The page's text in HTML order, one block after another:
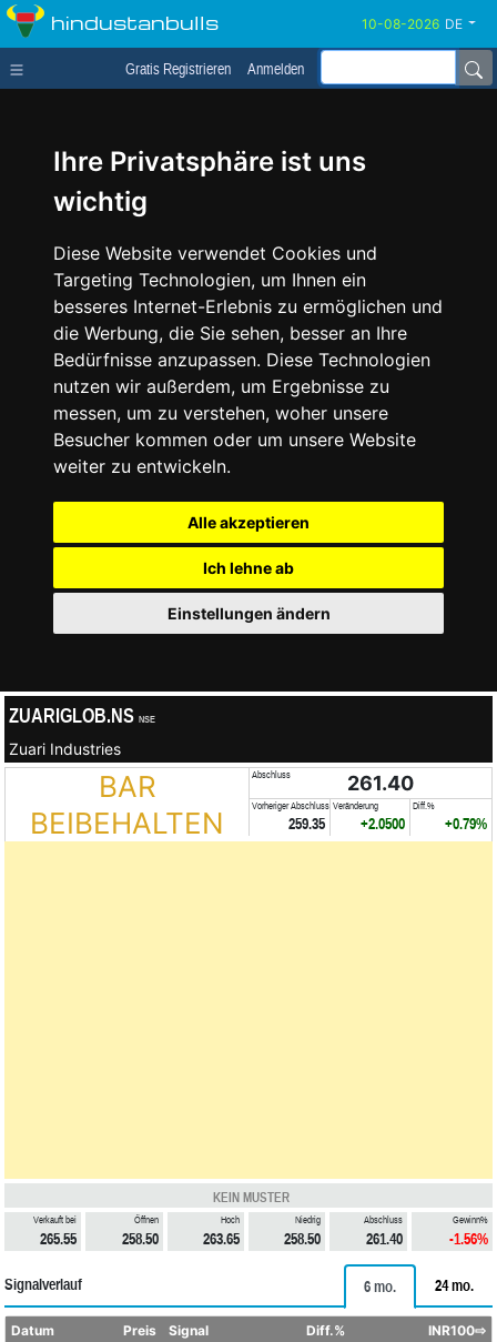
Ihre Privatsphäre ist uns
wichtig
Diese Website verwendet Cookies und
Targeting Technologien, um Ihnen ein
besseres Internet-Erlebnis zu ermöglichen und
die Werbung, die Sie sehen, besser an Ihre
Bedürfnisse anzupassen. Diese Technologien
nutzen wir außerdem, um Ergebnisse zu
messen, um zu verstehen, woher unsere
Besucher kommen oder um unsere Website
weiter zu entwickeln.
Alle akzeptieren
Ich lehne ab
Einstellungen ändern
hindustanbulls DE
Gratis Registrieren Anmelden
ZUARIGLOB.NS NSE
Zuari Industries
BAR
BEIBEHALTEN
Abschluss 261.40
Vorheriger Abschluss
259.35
Veränderung
+2.0500
Diff.%
+0.79%
KEIN MUSTER
Verkauft bei
265.55
Öffnen
258.50
Hoch
263.65
Niedrig
258.50
Abschluss
261.40
Gewinn%
-1.56%
Signalverlauf 6 mo. 24 mo.
Datum Preis Signal Diff.% INR100⇨